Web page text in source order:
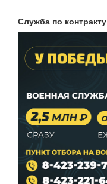
Служба по контракту